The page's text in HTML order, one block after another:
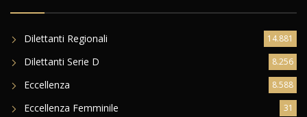
Dilettanti Regionali 14.881
Dilettanti Serie D 8.256
Eccellenza 8.588
Eccellenza Femminile 31